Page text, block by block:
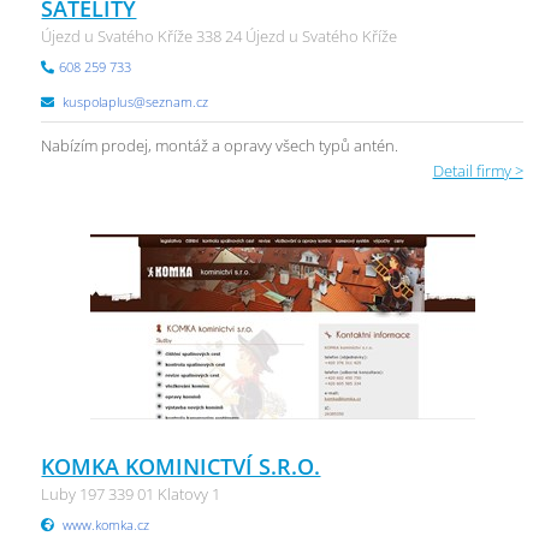
SATELITY
Újezd u Svatého Kříže 338 24 Újezd u Svatého Kříže
608 259 733
kuspolaplus@seznam.cz
Nabízím prodej, montáž a opravy všech typů antén.
Detail firmy >
KOMKA KOMINICTVÍ S.R.O.
Luby 197 339 01 Klatovy 1
www.komka.cz